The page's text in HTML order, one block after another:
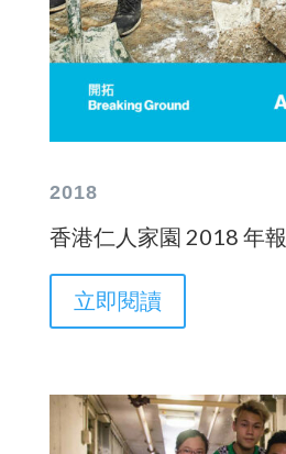
2018
香港仁人家園 2018 年報
立即閱讀